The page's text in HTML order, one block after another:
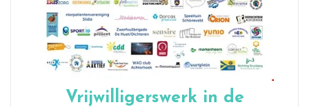
Vrijwilligerswerk in de